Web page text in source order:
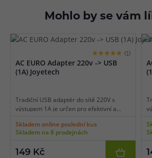
Mohlo by se vám
(1)
AC EURO Adapter 220v -> USB
(1A) Joyetech
Tradiční USB adaptér do sítě 220V s
výstupem 1A je určen pro efektivní a
elektroniky. Adaptér dokáže nabít baterii
přibližně za polovinu času oproti
EU vidlice, 1 ks v balení.
Skladem online poslední kus
Skladem na 8 prodejnách
149 Kč